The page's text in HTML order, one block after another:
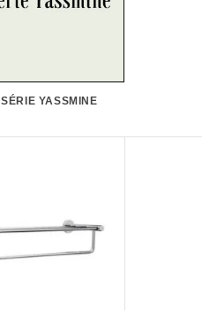
SÉRIE YASSMINE